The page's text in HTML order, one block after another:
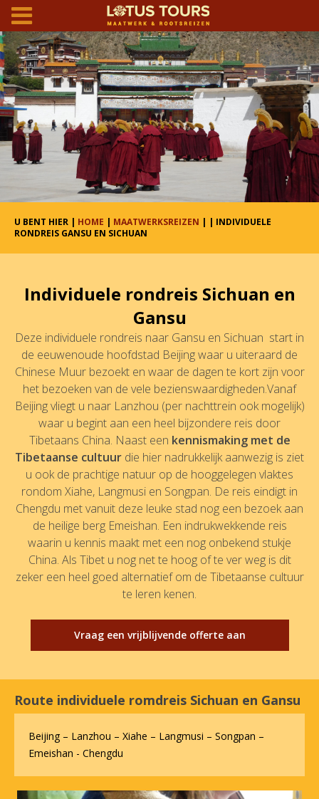
U BENT HIER | HOME | MAATWERKSREIZEN | | INDIVIDUELE
RONDREIS GANSU EN SICHUAN
Individuele rondreis Sichuan en
Gansu
Deze individuele rondreis naar Gansu en Sichuan start in
de eeuwenoude hoofdstad Beijing waar u uiteraard de
Chinese Muur bezoekt en waar de dagen te kort zijn voor
het bezoeken van de vele bezienswaardigheden.Vanaf
Beijing vliegt u naar Lanzhou (per nachttrein ook mogelijk)
waar u begint aan een heel bijzondere reis door
Tibetaans China. Naast een kennismaking met de
Tibetaanse cultuur die hier nadrukkelijk aanwezig is ziet
u ook de prachtige natuur op de hooggelegen vlaktes
rondom Xiahe, Langmusi en Songpan. De reis eindigt in
Chengdu met vanuit deze leuke stad nog een bezoek aan
de heilige berg Emeishan. Een indrukwekkende reis
waarin u kennis maakt met een nog onbekend stukje
China. Als Tibet u nog net te hoog of te ver weg is dit
zeker een heel goed alternatief om de Tibetaanse cultuur
te leren kenen.
Vraag een vrijblijvende offerte aan
Route individuele romdreis Sichuan en Gansu
Beijing – Lanzhou – Xiahe – Langmusi – Songpan –
Emeishan - Chengdu